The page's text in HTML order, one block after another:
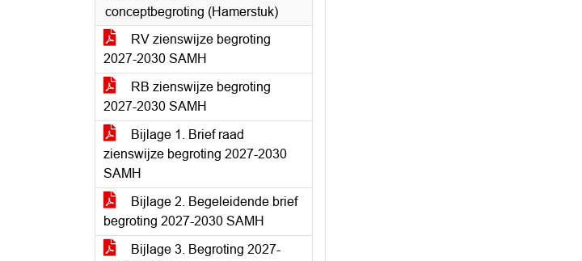
conceptbegroting (Hamerstuk)
RV zienswijze begroting
2027-2030 SAMH
RB zienswijze begroting
2027-2030 SAMH
Bijlage 1. Brief raad
zienswijze begroting 2027-2030
SAMH
Bijlage 2. Begeleidende brief
begroting 2027-2030 SAMH
Bijlage 3. Begroting 2027-